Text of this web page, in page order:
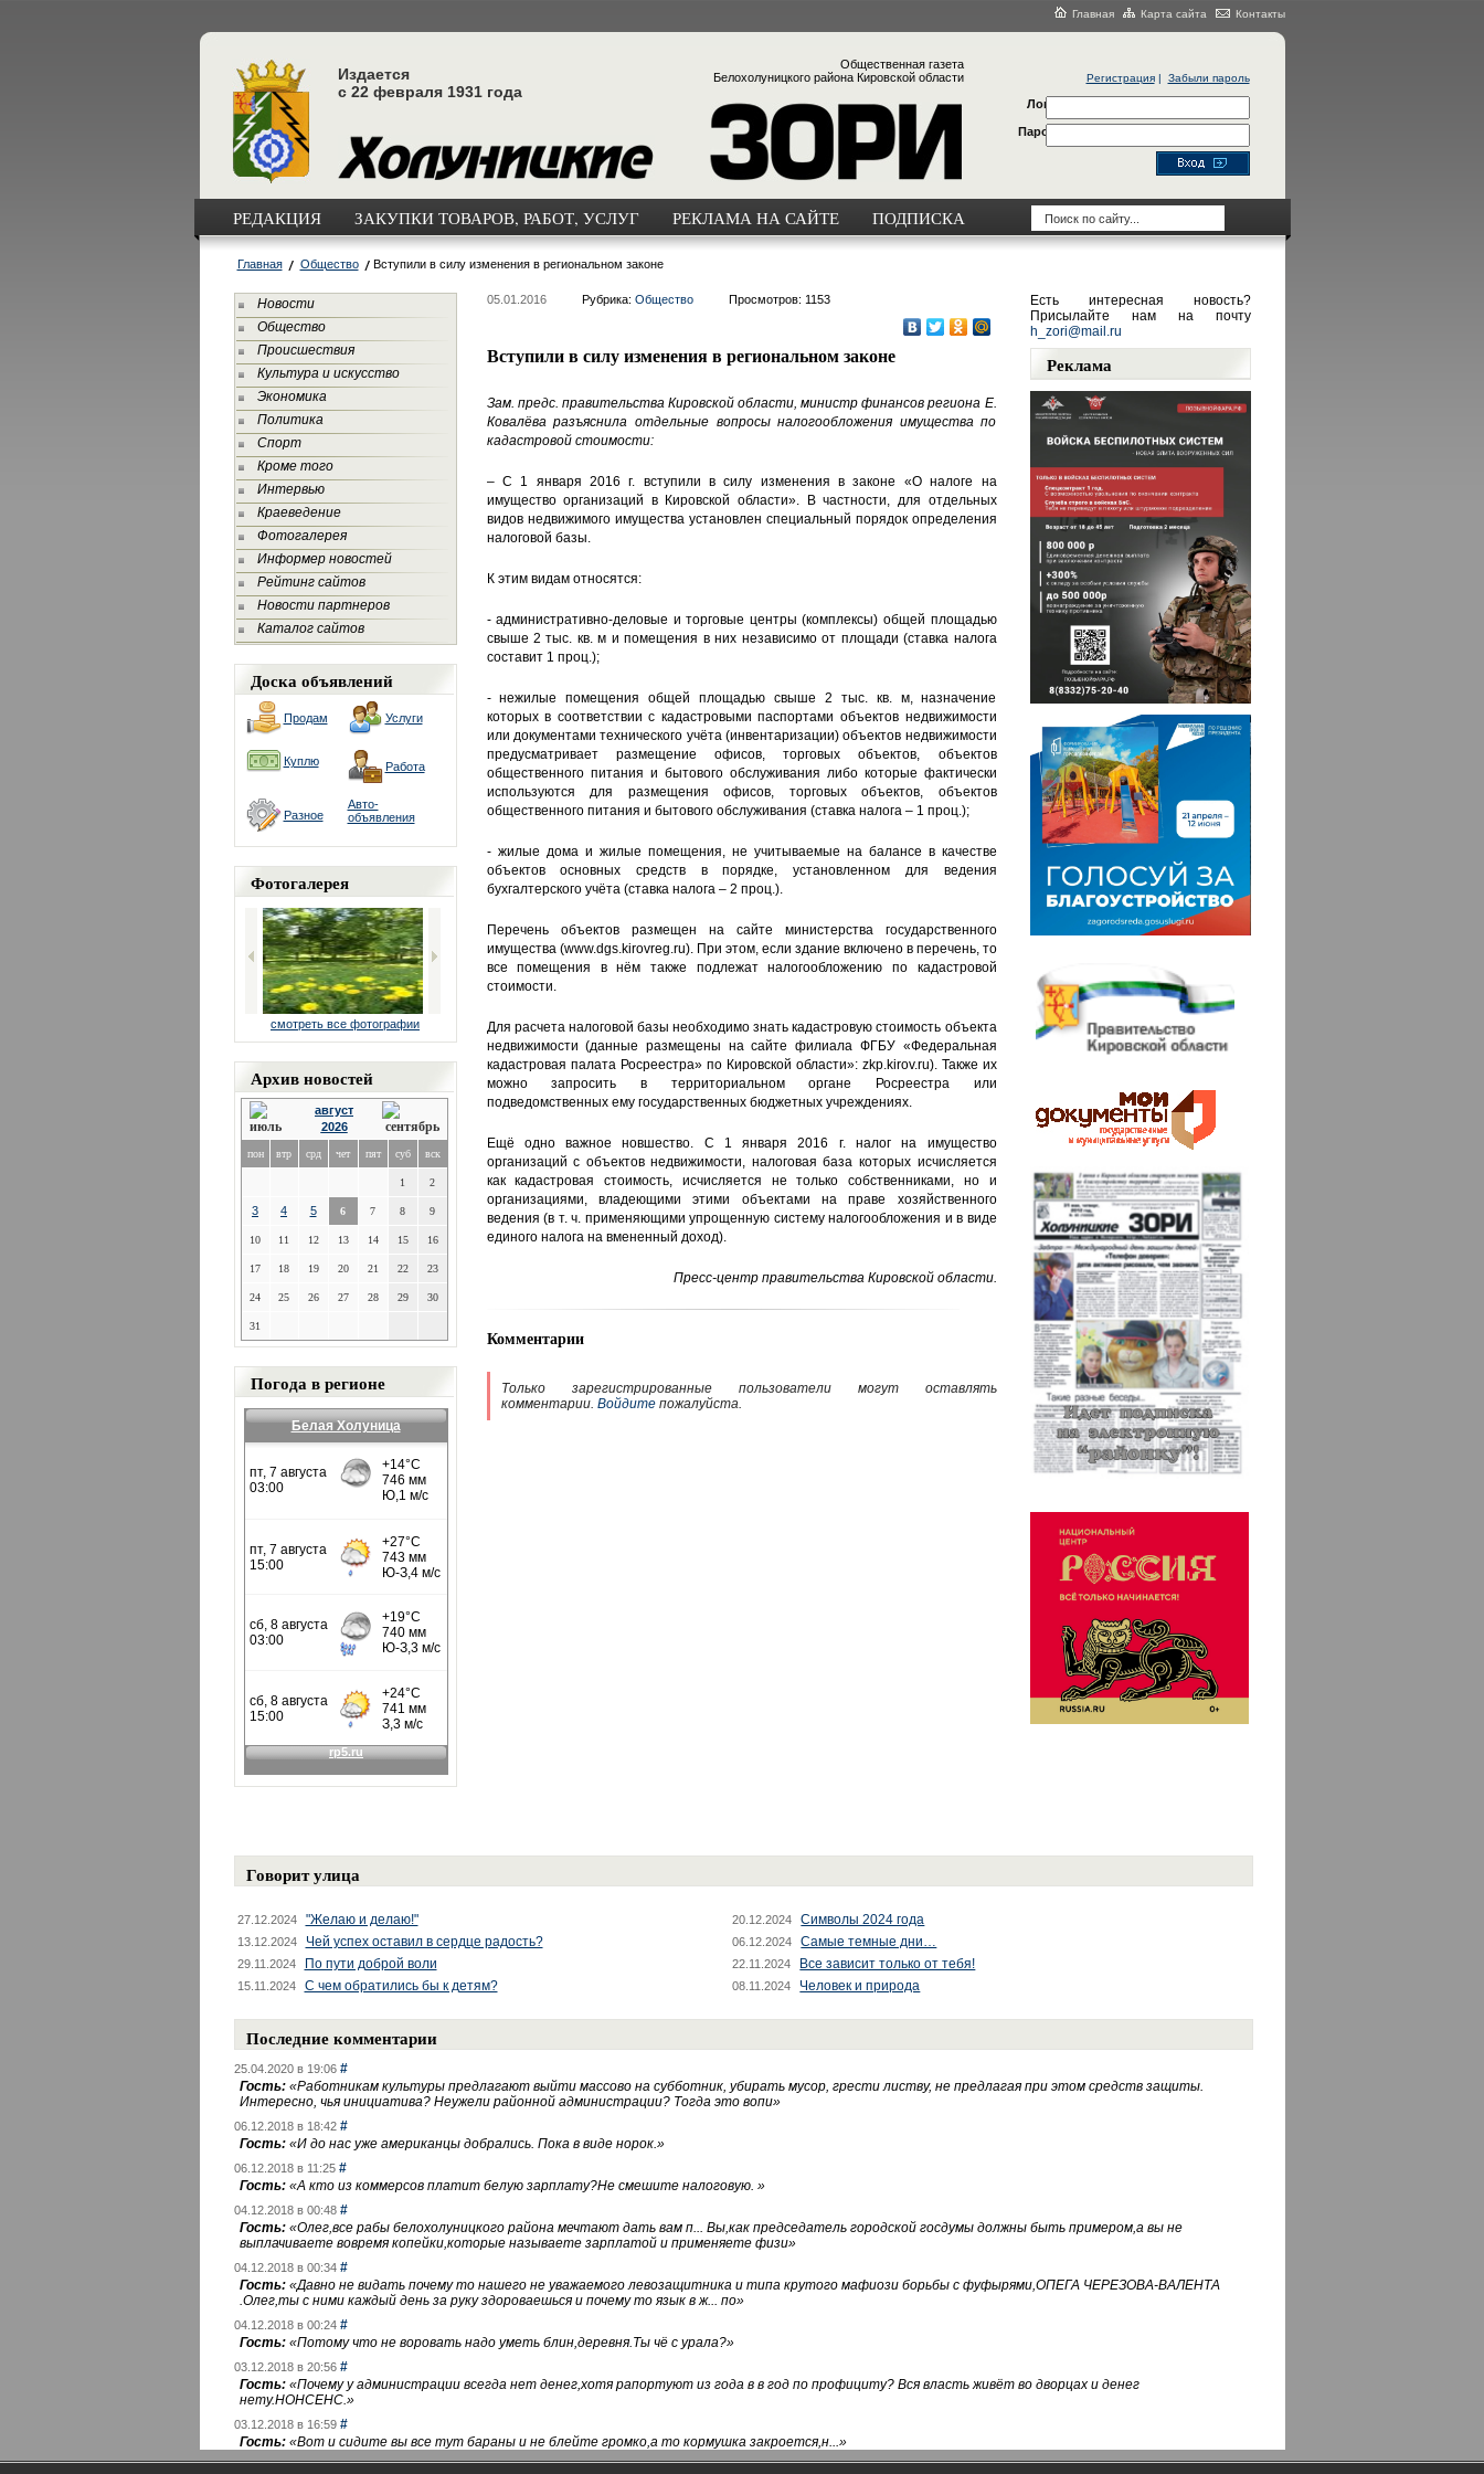
Главная Карта сайта Контакты
Издается
с 22 февраля 1931 года
Общественная газета
Белохолуницкого района Кировской области
Регистрация| Забыли пароль
Логин
Пароль
РЕДАКЦИЯ ЗАКУПКИ ТОВАРОВ, РАБОТ, УСЛУГ РЕКЛАМА НА САЙТЕ ПОДПИСКА
Главная Общество Вступили в силу изменения в региональном законе
Новости
Общество
Происшествия
Культура и искусство
Экономика
Политика
Спорт
Кроме того
Интервью
Краеведение
Фотогалерея
Информер новостей
Рейтинг сайтов
Новости партнеров
Каталог сайтов
Доска объявлений
Продам Услуги
Куплю Работа
Разное
Авто-
объявления
Фотогалерея
смотреть все фотографии
Архив новостей
август
2026
пон втр срд чет пят суб вск
1 2
3 4 5 6 7 8 9
10 11 12 13 14 15 16
17 18 19 20 21 22 23
24 25 26 27 28 29 30
31
Погода в регионе
Белая Холуница
05.01.2016 Рубрика: Общество Просмотров: 1153
Вступили в силу изменения в региональном законе
Зам. предс. правительства Кировской области, министр финансов региона Е.
Ковалёва разъяснила отдельные вопросы налогообложения имущества по
кадастровой стоимости:
– С 1 января 2016 г. вступили в силу изменения в законе «О налоге на
имущество организаций в Кировской области». В частности, для отдельных
видов недвижимого имущества установлен специальный порядок определения
налоговой базы.
К этим видам относятся:
- административно-деловые и торговые центры (комплексы) общей площадью
свыше 2 тыс. кв. м и помещения в них независимо от площади (ставка налога
составит 1 проц.);
- нежилые помещения общей площадью свыше 2 тыс. кв. м, назначение
которых в соответствии с кадастровыми паспортами объектов недвижимости
или документами технического учёта (инвентаризации) объектов недвижимости
предусматривает размещение офисов, торговых объектов, объектов
общественного питания и бытового обслуживания либо которые фактически
используются для размещения офисов, торговых объектов, объектов
общественного питания и бытового обслуживания (ставка налога – 1 проц.);
- жилые дома и жилые помещения, не учитываемые на балансе в качестве
объектов основных средств в порядке, установленном для ведения
бухгалтерского учёта (ставка налога – 2 проц.).
Перечень объектов размещен на сайте министерства государственного
имущества (www.dgs.kirovreg.ru). При этом, если здание включено в перечень, то
все помещения в нём также подлежат налогообложению по кадастровой
стоимости.
Для расчета налоговой базы необходимо знать кадастровую стоимость объекта
недвижимости (данные размещены на сайте филиала ФГБУ «Федеральная
кадастровая палата Росреестра» по Кировской области»: zkp.kirov.ru). Также их
можно запросить в территориальном органе Росреестра или
подведомственных ему государственных бюджетных учреждениях.
Ещё одно важное новшество. С 1 января 2016 г. налог на имущество
организаций с объектов недвижимости, налоговая база которых исчисляется
как кадастровая стоимость, исчисляется не только собственниками, но и
организациями, владеющими этими объектами на праве хозяйственного
ведения (в т. ч. применяющими упрощенную систему налогообложения и в виде
единого налога на вмененный доход).
Пресс-центр правительства Кировской области.
Комментарии
Только зарегистрированные пользователи могут оставлять
комментарии. Войдитепожалуйста.
Есть интересная новость?
Присылайте нам на почту
h_zori@mail.ru
Реклама
Говорит улица
27.12.2024 "Желаю и делаю!" 20.12.2024 Символы 2024 года
13.12.2024 Чей успех оставил в сердце радость? 06.12.2024 Самые темные дни…
29.11.2024 По пути доброй воли 22.11.2024 Все зависит только от тебя!
15.11.2024 С чем обратились бы к детям? 08.11.2024 Человек и природа
Последние комментарии
25.04.2020 в 19:06 #
Гость: «Работникам культуры предлагают выйти массово на субботник, убирать мусор, грести листву, не предлагая при этом средств защиты.
Интересно, чья инициатива? Неужели районной администрации? Тогда это вопи»
06.12.2018 в 18:42 #
Гость: «И до нас уже американцы добрались. Пока в виде норок.»
06.12.2018 в 11:25 #
Гость: «А кто из коммерсов платит белую зарплату?Не смешите налоговую. »
04.12.2018 в 00:48 #
Гость: «Олег,все рабы белохолуницкого района мечтают дать вам п... Вы,как председатель городской госдумы должны быть примером,а вы не
выплачиваете вовремя копейки,которые называете зарплатой и применяете физи»
04.12.2018 в 00:34 #
Гость: «Давно не видать почему то нашего не уважаемого левозащитника и типа крутого мафиози борьбы с фуфырями,ОПЕГА ЧЕРЕЗОВА-ВАЛЕНТА
.Олег,ты с ними каждый день за руку здороваешься и почему то язык в ж... по»
04.12.2018 в 00:24 #
Гость: «Потому что не воровать надо уметь блин,деревня.Ты чё с урала?»
03.12.2018 в 20:56 #
Гость: «Почему у администрации всегда нет денег,хотя рапортуют из года в в год по профициту? Вся власть живёт во дворцах и денег
нету.НОНСЕНС.»
03.12.2018 в 16:59 #
Гость: «Вот и сидите вы все тут бараны и не блейте громко,а то кормушка закроется,н...»